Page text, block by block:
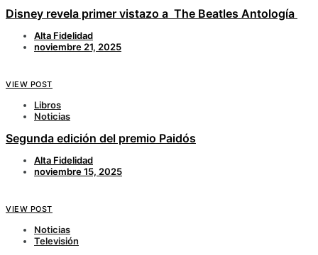
Disney revela primer vistazo a The Beatles Antología
Alta Fidelidad
noviembre 21, 2025
VIEW POST
Libros
Noticias
Segunda edición del premio Paidós
Alta Fidelidad
noviembre 15, 2025
VIEW POST
Noticias
Televisión